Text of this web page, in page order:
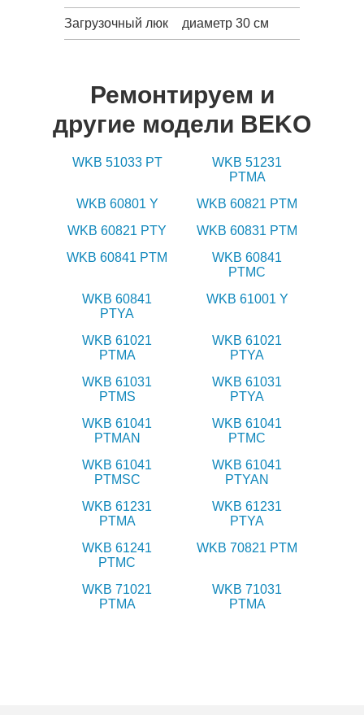
Загрузочный люк диаметр 30 см
Ремонтируем и
другие модели BEKO
WKB 51033 PT
WKB 51231
PTMA
WKB 60801 Y
WKB 60821 PTM
WKB 60821 PTY
WKB 60831 PTM
WKB 60841 PTM
WKB 60841
PTMC
WKB 60841
PTYA
WKB 61001 Y
WKB 61021
PTMA
WKB 61021
PTYA
WKB 61031
PTMS
WKB 61031
PTYA
WKB 61041
PTMAN
WKB 61041
PTMC
WKB 61041
PTMSC
WKB 61041
PTYAN
WKB 61231
PTMA
WKB 61231
PTYA
WKB 61241
PTMC
WKB 70821 PTM
WKB 71021
PTMA
WKB 71031
PTMA